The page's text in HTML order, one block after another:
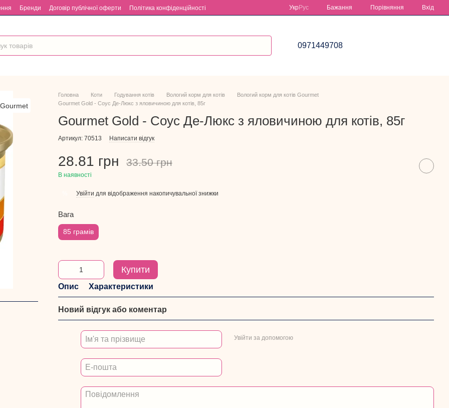
Бренди Договір публічної оферти
Політика конфіденційності
УкрРус Бажання Порівняння Вхід
0971449708
Головна Коти Годування котів Вологий корм для котів
Вологий корм для котів Gourmet
Gourmet Gold - Соус Де-Люкс з яловичиною для котів, 85г
Gourmet Gold - Соус Де-Люкс з яловичиною для котів, 85г
Артикул: 70513 Написати відгук
28.81 грн 33.50 грн
В наявності
Увійти для відображення накопичувальної знижки
Вага
85 грамів
Купити
Опис Характеристики
Новий відгук або коментар
Увійти за допомогою